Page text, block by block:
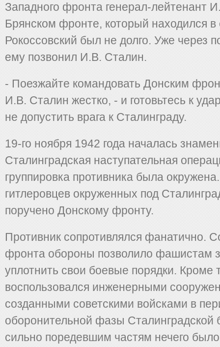
Западного фронта генерал-лейтенант
Брянском фронте, который находился
Рокоссовский был не долго. Уже через
ему позвонил И.В. Сталин.
- Поезжайте командовать Донским
И.В. Сталин жестко, - и готовьтесь к
не допустить врага к Сталинграду.
19-го ноября 1942 года началась
Сталинградская наступательная
группировка противника была
гитлеровцев окруженных под
поручено Донскому фронту.
Противник сопротивлялся фанатично.
фронта обороны позволило фашистам
уплотнить свои боевые порядки. Кроме
воспользовался инженерными
созданными советскими войсками в
оборонительной фазы
сильно поредевшим частям нечего